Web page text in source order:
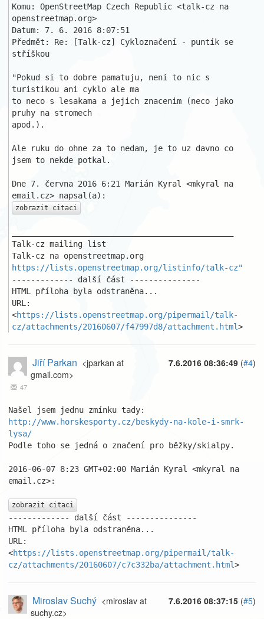
Komu: OpenStreetMap Czech Republic <talk-cz na
openstreetmap.org>
Datum: 7. 6. 2016 8:07:51
Předmět: Re: [Talk-cz] Cykloznačení - puntík se
stříškou
"Pokud si to dobre pamatuju, neni to nic s
turistikou ani cyklo ale ma
to neco s lesakama a jejich znacenim (neco jako
pruhy na stromech
apod.).
Ale ruku do ohne za to nedam, je to uz davno co
jsem to nekde potkal.
Dne 7. června 2016 6:21 Marián Kyral <mkyral na
zobrazit citaci
Talk-cz mailing list
https://lists.openstreetmap.org/listinfo/talk-cz"
------------- další část ---------------
HTML příloha byla odstraněna...
URL:
<https://lists.openstreetmap.org/pipermail/talk-
cz/attachments/20160607/f47997d8/attachment.html>
7.6.2016 08:36:49 (#4)
Jiří Parkan <jparkan at
gmail.com>
47
http://www.horskesporty.cz/beskydy-na-kole-i-smrk-
lysa/
Podle toho se jedná o značení pro běžky/skialpy.
2016-06-07 8:23 GMT+02:00 Marián Kyral <mkyral na
email.cz>:
zobrazit citaci
------------- další část ---------------
HTML příloha byla odstraněna...
URL:
<https://lists.openstreetmap.org/pipermail/talk-
cz/attachments/20160607/c7c332ba/attachment.html>
7.6.2016 08:37:15 (#5)
Miroslav Suchý <miroslav at
suchy.cz>